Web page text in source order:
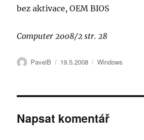
bez aktivace, OEM BIOS
Computer 2008/2 str. 28
Autor:
PavelB Publikováno:
19.5.2008 Rubriky:
Windows
Napsat komentář